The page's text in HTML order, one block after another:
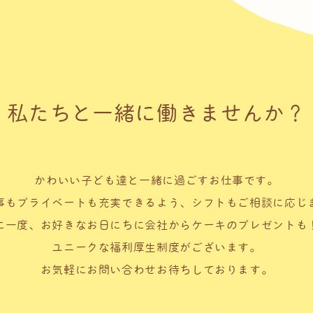
私たちと一緒に働きませんか？
かわいい子ども達と一緒に過ごすお仕事です。
もプライベートも充実できるよう、シフトもご相談に応じ
一度、お好きなお日にちに会社からケーキのプレゼントも
ユニークな福利厚生制度がございます。
お気軽にお問い合わせお待ちしております。